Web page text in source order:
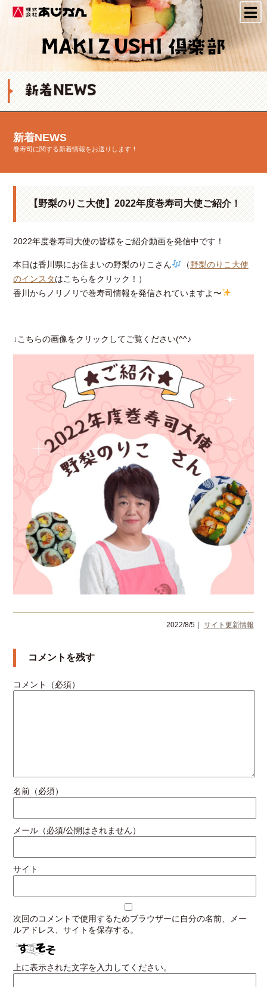
株式会社あじかん
新着NEWS
巻寿司に関する新着情報をお送りします！
【野梨のりこ大使】2022年度巻寿司大使ご紹介！
2022年度巻寿司大使の皆様をご紹介動画を発信中です！
本日は香川県にお住まいの野梨のりこさん （野梨のりこ大使
のインスタはこちらをクリック！）
香川からノリノリで巻寿司情報を発信されていますよ〜
↓こちらの画像をクリックしてご覧ください(^^♪
2022/8/5｜ サイト更新情報
コメントを残す
コメント（必須）
名前（必須）
メール（必須/公開はされません）
サイト
次回のコメントで使用するためブラウザーに自分の名前、メー
ルアドレス、サイトを保存する。
上に表示された文字を入力してください。